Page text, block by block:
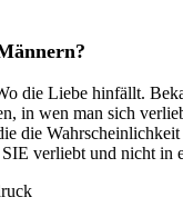
die Liebe hinfällt.
in wen man sich
die Wahrscheinlichkeit
verliebt und nicht in